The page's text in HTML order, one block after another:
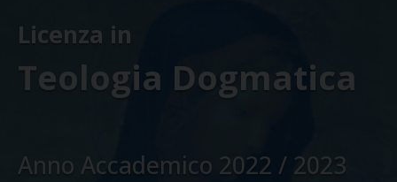
Licenza in
Teologia Dogmatica
Anno Accademico 2022 / 2023